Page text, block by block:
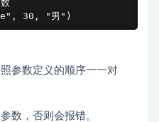
30, "男")
参数定义的顺序一一对
数，否则会报错。